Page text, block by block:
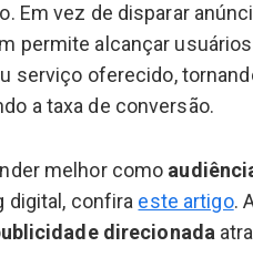
Em vez de disparar
permite alcançar
serviço oferecido,
a taxa de conversão.
melhor como
digital, confira este artigo.
direcionada